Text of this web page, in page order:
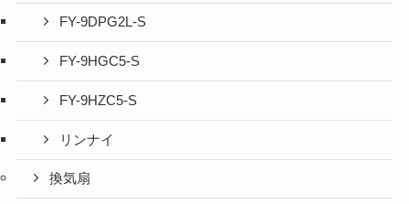
FY-9DPG2L-S
FY-9HGC5-S
FY-9HZC5-S
リンナイ
換気扇